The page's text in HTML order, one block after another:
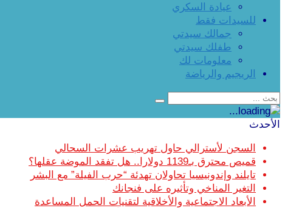
عيادة السكري
للسيدات فقط
جمالك سيدتي
طفلك سيدتي
معلومات لك
الريجيم والرياضة
الأحدث
السجن لأسترالي حاول تهريب عشرات السحالي
قميص محترق بـ1139 دولارا.. هل تفقد الموضة عقلها؟
تايلند وإندونيسيا تحاولان تهدئة “حرب الفيلة” مع البشر
التغير المناخي وتأثيره على فنجانك
الأبعاد الاجتماعية والأخلاقية لتقنيات الحمل المساعدة